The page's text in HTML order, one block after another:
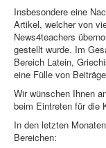
Insbesondere eine
Artikel, welcher von
News4teachers
gestellt wurde. Im
Bereich Latein,
eine Fülle von
Wir wünschen Ihnen
beim Eintreten für die
In den letzten
Bereichen: